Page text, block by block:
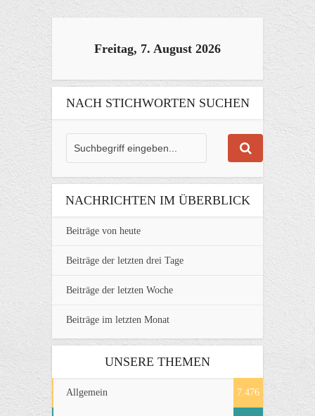
Freitag, 7. August 2026
NACH STICHWORTEN SUCHEN
NACHRICHTEN IM ÜBERBLICK
Beiträge von heute
Beiträge der letzten drei Tage
Beiträge der letzten Woche
Beiträge im letzten Monat
UNSERE THEMEN
Allgemein 7.476